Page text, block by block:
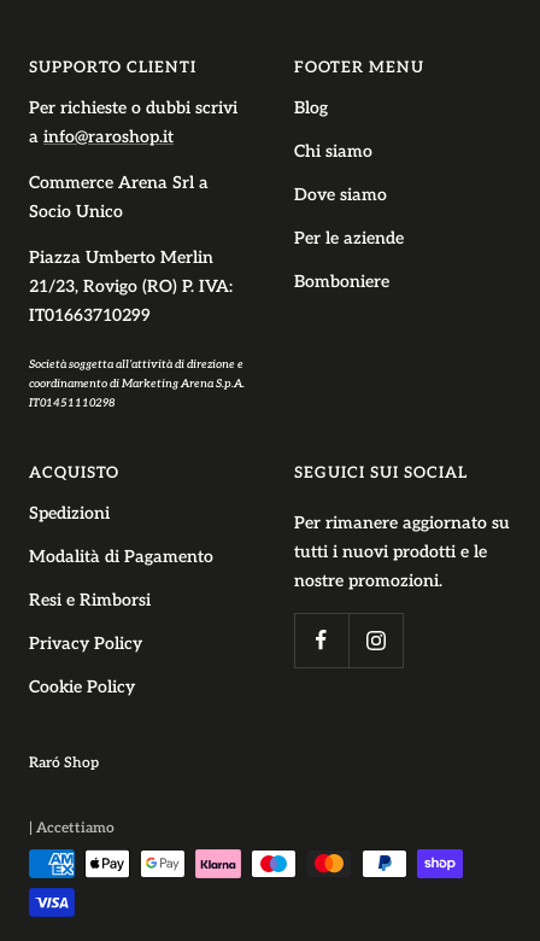
SUPPORTO CLIENTI
Per richieste o dubbi scrivi
a info@raroshop.it
Commerce Arena Srl a
Socio Unico
Piazza Umberto Merlin
21/23, Rovigo (RO) P. IVA:
IT01663710299
Società soggetta all’attività di direzione e
coordinamento di Marketing Arena S.p.A.
IT01451110298
FOOTER MENU
Blog
Chi siamo
Dove siamo
Per le aziende
Bomboniere
ACQUISTO
Spedizioni
Modalità di Pagamento
Resi e Rimborsi
Privacy Policy
Cookie Policy
SEGUICI SUI SOCIAL
Per rimanere aggiornato su
tutti i nuovi prodotti e le
nostre promozioni.
Raró Shop
| Accettiamo